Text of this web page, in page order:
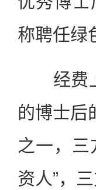
称聘任绿
经费上
的博士后
之一，三
资人”，